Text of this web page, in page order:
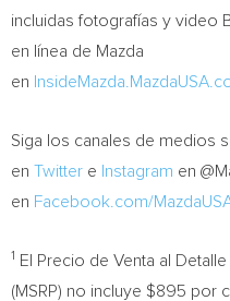
incluidas fotografías y video
en línea de Mazda
en
Siga los canales de medios
en Twitter e Instagram en
en Facebook.com/
1
El Precio de Venta al
(MSRP) no incluye $895 por